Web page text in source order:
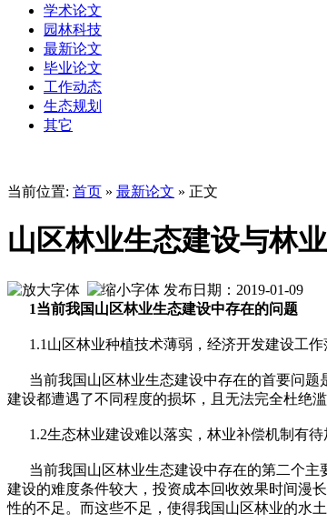
学术论文
园林科技
最新论文
毕业论文
工作动态
生态规划
其它
当前位置: 首页 » 最新论文 » 正文
山区林业生态建设与林
发布日期：2019-01-09
1当前我国山区林业生态建设中存在的问题
1.1山区林业种植技术薄弱，经济开发建设工作
当前我国山区林业生态建设中存在的首要问题
建设都遭遇了不同程度的损坏，且无法完全杜绝
1.2生态林业建设难以落实，林业补偿机制有待
当前我国山区林业生态建设中存在的第二个主
建设的难度条件较大，投资成本回收效果时间漫
性的不足。而这些不足，使得我国山区林业的水